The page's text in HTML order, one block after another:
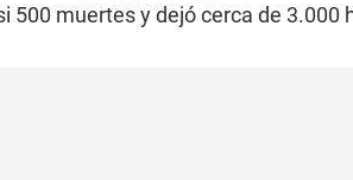
500 muertes y dejó cerca de 3.000